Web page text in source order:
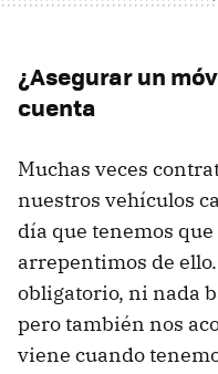
¿Asegurar un
cuenta
Muchas veces
nuestros vehículos
día que tenemos
arrepentimos de
obligatorio, ni nada
pero también nos
viene cuando